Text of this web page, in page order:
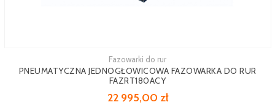
Fazowarki do rur
PNEUMATYCZNA JEDNOGŁOWICOWA FAZOWARKA DO RUR
FAZRT180ACY
22 995,00 zł